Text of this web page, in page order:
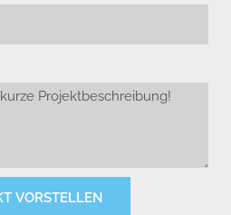
PROJEKT VORSTELLEN